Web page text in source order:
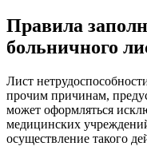
Правила
больничного
Лист
прочим причинам,
может оформляться
медицинских
осуществление такого